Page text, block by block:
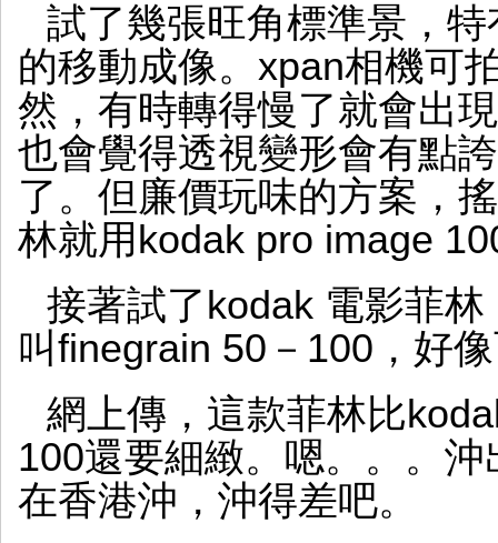
試了幾張旺角標準景，
的移動成像。xpan相機可
然，有時轉得慢了就會出
也會覺得透視變形會有點
了。但廉價玩味的方案，
林就用kodak pro image
接著試了kodak 電影菲
叫finegrain 50－100，好
網上傳，這款菲林比
100還要細緻。嗯。。。
在香港沖，沖得差吧。